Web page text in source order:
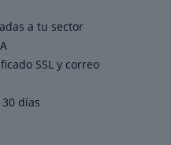
a tu sector
SSL y correo
días